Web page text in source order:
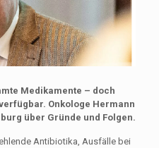
Medikamente – doch
Onkologe Hermann
über Gründe und Folgen.
Antibiotika, Ausfälle bei